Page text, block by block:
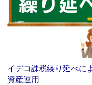
イデコ課税繰り延べに
資産運用